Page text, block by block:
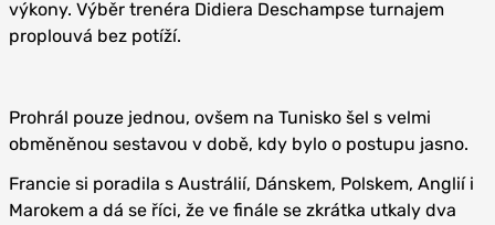
výkony. Výběr trenéra Didiera Deschampse turnajem
proplouvá bez potíží.
Prohrál pouze jednou, ovšem na Tunisko šel s velmi
obměněnou sestavou v době, kdy bylo o postupu jasno.
Francie si poradila s Austrálií, Dánskem, Polskem, Anglií i
Marokem a dá se říci, že ve finále se zkrátka utkaly dva